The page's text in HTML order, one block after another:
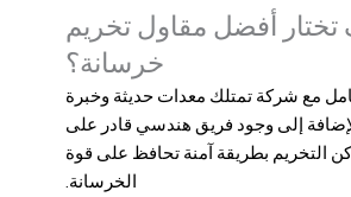
أفضل مقاول تخريم
خرسانة؟
مع شركة تمتلك معدات حديثة وخبرة
إلى وجود فريق هندسي قادر على
التخريم بطريقة آمنة تحافظ على قوة
الخرسانة.